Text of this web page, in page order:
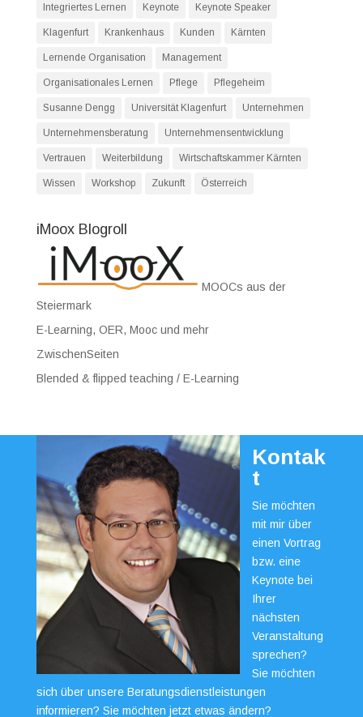
Integriertes Lernen Keynote Keynote Speaker
Klagenfurt Krankenhaus Kunden Kärnten
Lernende Organisation Management
Organisationales Lernen Pflege Pflegeheim
Susanne Dengg Universität Klagenfurt Unternehmen
Unternehmensberatung Unternehmensentwicklung
Vertrauen Weiterbildung Wirtschaftskammer Kärnten
Wissen Workshop Zukunft Österreich
iMoox Blogroll
MOOCs aus der
Steiermark
E-Learning, OER, Mooc und mehr
ZwischenSeiten
Blended & flipped teaching / E-Learning
Kontak
t
Sie möchten
mit mir über
einen Vortrag
bzw. eine
Keynote bei
Ihrer
nächsten
Veranstaltung
sprechen?
Sie möchten
sich über unsere Beratungsdienstleistungen
informieren? Sie möchten jetzt etwas ändern?